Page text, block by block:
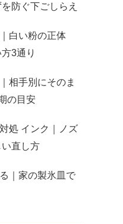
防ぐ下ごしらえ
白い粉の正体
3通り
相手別にそのま
の目安
処 インク｜ノズ
直し方
｜家の製氷皿で